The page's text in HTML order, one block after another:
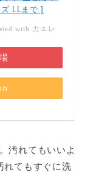
LLまで ]
with カエレ
汚れてもいいよ
れてもすぐに洗